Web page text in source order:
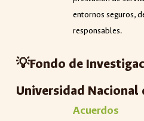
entornos seguros,
responsables.
💡Fondo de
Universidad Nacional
Acuerdos